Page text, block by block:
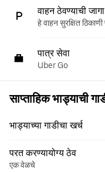
वाहन ठेवण्याची जागा
हे वाहन सुरक्षित
पात्र सेवा
Uber Go
साप्ताहिक भाड्याची
भाड्याच्या गाडीचा खर्च
परत करण्यायोग्य ठेव
एक वेळचे